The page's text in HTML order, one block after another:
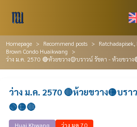
Homepage Recommend posts
Brown Condo Huaikwang
ว่าง ม.ค. 2570 🔴ห้วยขวาง🟡บราวน์ รัชดา - ห้วยขวาง
ว่าง ม.ค. 2570 🔴ห้วยขวาง🟡บร
🟢🟡🔴
Huai Khwang ว่าง มค 70